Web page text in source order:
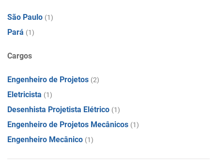
São Paulo (1)
Pará (1)
Cargos
Engenheiro de Projetos (2)
Eletricista (1)
Desenhista Projetista Elétrico (1)
Engenheiro de Projetos Mecânicos (1)
Engenheiro Mecânico (1)